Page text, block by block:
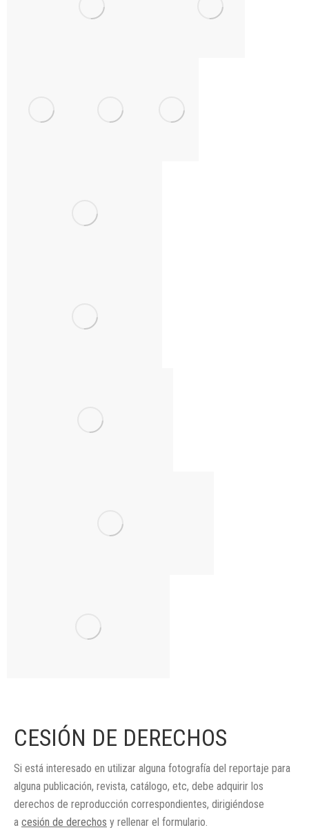
CESIÓN DE DERECHOS
Si está interesado en utilizar alguna fotografía del reportaje para
alguna publicación, revista, catálogo, etc, debe adquirir los
derechos de reproducción correspondientes, dirigiéndose
a cesión de derechos y rellenar el formulario.